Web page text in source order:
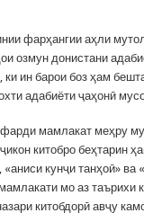
фарҳангии аҳли
озмун донистани
ин барои боз ҳам
адабиёти ҷаҳонӣ
мамлакат меҳру
китобро беҳтарин
кунҷи танҳоӣ» ва
мо аз таърихи
китобдорӣ авҷу